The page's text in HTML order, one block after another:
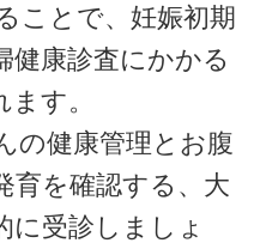
ことで、妊娠初期
健康診査にかかる
す。
の健康管理とお腹
育を確認する、大
に受診しましょ